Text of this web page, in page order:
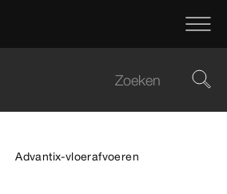
Advantix-vloerafvoeren